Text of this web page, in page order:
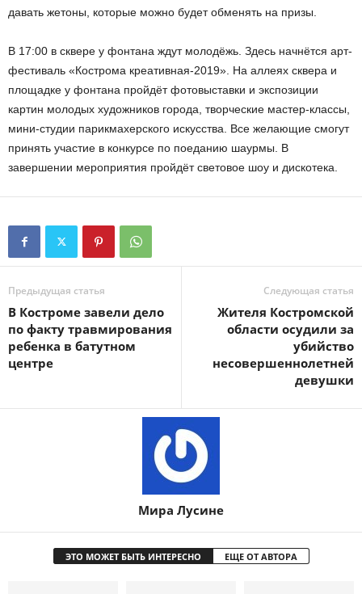
давать жетоны, которые можно будет обменять на призы.
В 17:00 в сквере у фонтана ждут молодёжь. Здесь начнётся арт-
фестиваль «Кострома креативная-2019». На аллеях сквера и
площадке у фонтана пройдёт фотовыставки и экспозиции
картин молодых художников города, творческие мастер-классы,
мини-студии парикмахерского искусства. Все желающие смогут
принять участие в конкурсе по поеданию шаурмы. В
завершении мероприятия пройдёт световое шоу и дискотека.
Предыдущая статья
В Костроме завели дело
по факту травмирования
ребенка в батутном
центре
Следующая статья
Жителя Костромской
области осудили за
убийство
несовершеннолетней
девушки
Мира Лусине
ЭТО МОЖЕТ БЫТЬ ИНТЕРЕСНО ЕЩЕ ОТ АВТОРА